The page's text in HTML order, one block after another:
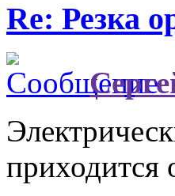
Re: Резка
приходится